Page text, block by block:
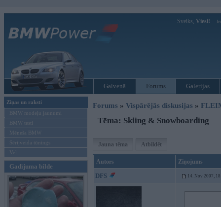
Sveiks, Viesi!
Galvenā Forums Galerijas
Ziņas un raksti
BMW modeļu jaunumi
BMW testi
Mēneša BMW
Sērijveida tūnings
Vel...
Gadījuma bilde
Forums » Vispārējās diskusijas »
Tēma: Skiing & Snowboarding
Jauna tēma Atbildēt
Autors Ziņojums
DFS 14. Nov 2007,